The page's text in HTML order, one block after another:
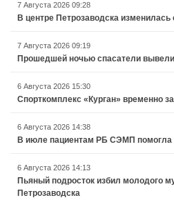
7 Августа 2026 09:28
В центре Петрозаводска
7 Августа 2026 09:19
Прошедшей ночью спасатели
6 Августа 2026 15:30
Спорткомплекс «Курган» временно
6 Августа 2026 14:38
В июле пациентам РБ СЭМП помогла
6 Августа 2026 14:13
Пьяный подросток избил молодого
Петрозаводска